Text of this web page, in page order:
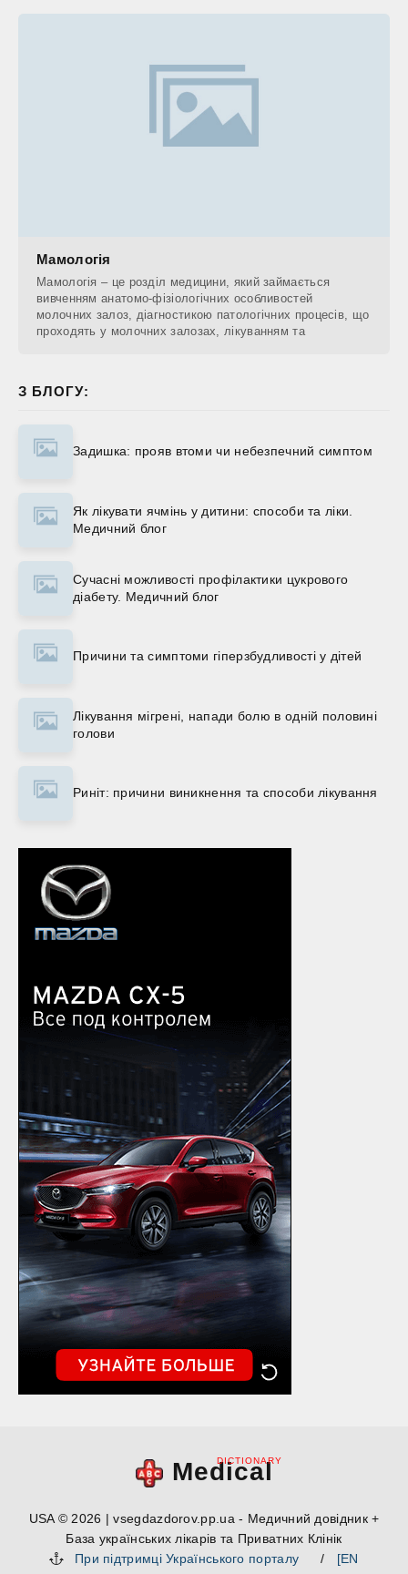
Мамологія
Мамологія – це розділ медицини, який займається
вивченням анатомо-фізіологічних особливостей
молочних залоз, діагностикою патологічних процесів, що
проходять у молочних залозах, лікуванням та
З БЛОГУ:
Задишка: прояв втоми чи небезпечний симптом
Як лікувати ячмінь у дитини: способи та ліки.
Медичний блог
Сучасні можливості профілактики цукрового
діабету. Медичний блог
Причини та симптоми гіперзбудливості у дітей
Лікування мігрені, напади болю в одній половині
голови
Риніт: причини виникнення та способи лікування
Medical
DICTIONARY
USA © 2026 | vsegdazdorov.pp.ua - Медичний довідник +
База українських лікарів та Приватних Клінік
При підтримці Українського порталу
/ [EN